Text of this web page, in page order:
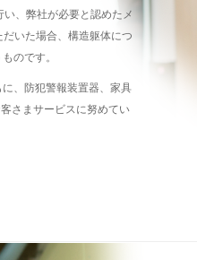
、弊社が必要と認めたメ
いた場合、構造躯体につ
のです。
に、防犯警報装置器、家具
さまサービスに努めてい